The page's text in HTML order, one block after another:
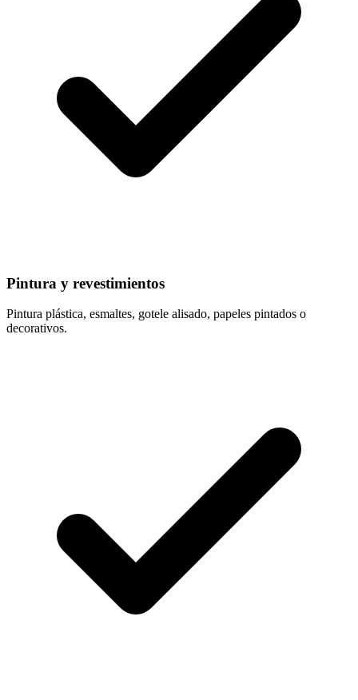
Pintura y revestimientos
Pintura plástica, esmaltes, gotele alisado, papeles pintados o
decorativos.